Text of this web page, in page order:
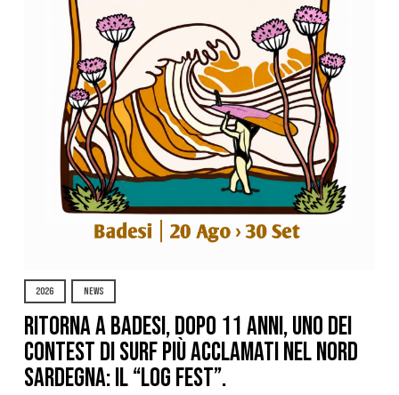
2026 NEWS
Ritorna a Badesi, dopo 11 anni, uno dei
contest di surf più acclamati nel nord
Sardegna: il “Log Fest”.